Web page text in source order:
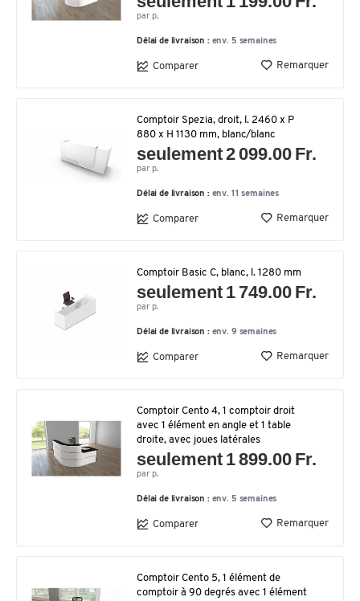
par p.
Délai de livraison : env. 5 semaines
Comparer Remarquer
Comptoir Spezia, droit, l. 2460 x P
880 x H 1130 mm, blanc/blanc
seulement 2 099.00 Fr.
par p.
Délai de livraison : env. 11 semaines
Comparer Remarquer
Comptoir Basic C, blanc, l. 1280 mm
seulement 1 749.00 Fr.
par p.
Délai de livraison : env. 9 semaines
Comparer Remarquer
Comptoir Cento 4, 1 comptoir droit
avec 1 élément en angle et 1 table
droite, avec joues latérales
seulement 1 899.00 Fr.
par p.
Délai de livraison : env. 5 semaines
Comparer Remarquer
Comptoir Cento 5, 1 élément de
comptoir à 90 degrés avec 1 élément